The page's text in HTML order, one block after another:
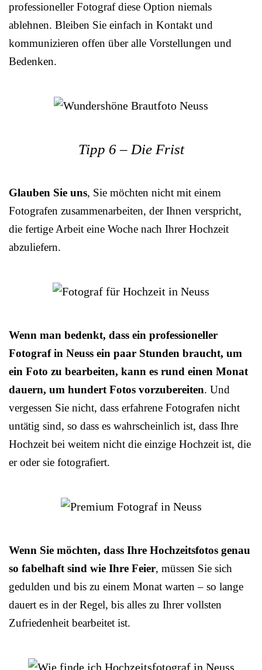
professioneller Fotograf diese Option niemals
ablehnen. Bleiben Sie einfach in Kontakt und
kommunizieren offen über alle Vorstellungen und
Bedenken.
Tipp 6 – Die Frist
Glauben Sie uns, Sie möchten nicht mit einem
Fotografen zusammenarbeiten, der Ihnen verspricht,
die fertige Arbeit eine Woche nach Ihrer Hochzeit
abzuliefern.
Wenn man bedenkt, dass ein professioneller
Fotograf in Neuss ein paar Stunden braucht, um
ein Foto zu bearbeiten, kann es rund einen Monat
dauern, um hundert Fotos vorzubereiten. Und
vergessen Sie nicht, dass erfahrene Fotografen nicht
untätig sind, so dass es wahrscheinlich ist, dass Ihre
Hochzeit bei weitem nicht die einzige Hochzeit ist, die
er oder sie fotografiert.
Wenn Sie möchten, dass Ihre Hochzeitsfotos genau
so fabelhaft sind wie Ihre Feier, müssen Sie sich
gedulden und bis zu einem Monat warten – so lange
dauert es in der Regel, bis alles zu Ihrer vollsten
Zufriedenheit bearbeitet ist.